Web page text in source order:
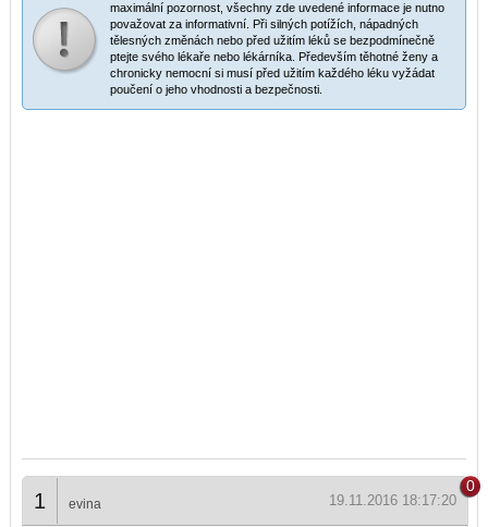
maximální pozornost, všechny zde uvedené informace je nutno
považovat za informativní. Při silných potížích, nápadných
tělesných změnách nebo před užitím léků se bezpodmínečně
ptejte svého lékaře nebo lékárníka. Především těhotné ženy a
chronicky nemocní si musí před užitím každého léku vyžádat
poučení o jeho vhodnosti a bezpečnosti.
0
1 evina 19.11.2016 18:17:20